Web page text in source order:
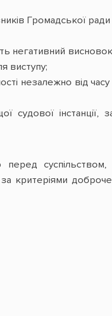
Громадської
негативний
виступу;
незалежно від
судової
перед
критеріями